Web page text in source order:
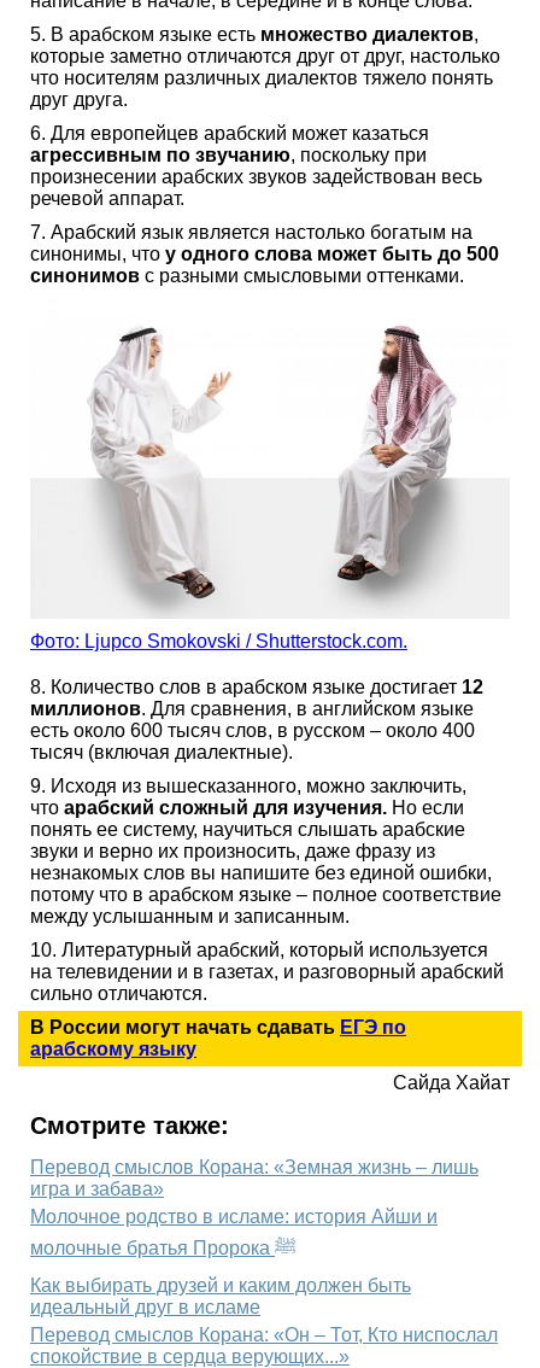
5. В арабском языке есть множество диалектов,
которые заметно отличаются друг от друг, настолько
что носителям различных диалектов тяжело понять
друг друга.
6. Для европейцев арабский может казаться
агрессивным по звучанию, поскольку при
произнесении арабских звуков задействован весь
речевой аппарат.
7. Арабский язык является настолько богатым на
синонимы, что у одного слова может быть до 500
синонимов с разными смысловыми оттенками.
Фото: Ljupco Smokovski / Shutterstock.com.
8. Количество слов в арабском языке достигает 12
миллионов. Для сравнения, в английском языке
есть около 600 тысяч слов, в русском – около 400
тысяч (включая диалектные).
9. Исходя из вышесказанного, можно заключить,
что арабский сложный для изучения. Но если
понять ее систему, научиться слышать арабские
звуки и верно их произносить, даже фразу из
незнакомых слов вы напишите без единой ошибки,
потому что в арабском языке – полное соответствие
между услышанным и записанным.
10. Литературный арабский, который используется
на телевидении и в газетах, и разговорный арабский
сильно отличаются.
В России могут начать сдавать ЕГЭ по
арабскому языку
Сайда Хайат
Смотрите также:
Перевод смыслов Корана: «Земная жизнь – лишь
игра и забава»
Молочное родство в исламе: история Айши и
молочные братья Пророка ﷺ
Как выбирать друзей и каким должен быть
идеальный друг в исламе
Перевод смыслов Корана: «Он – Тот, Кто ниспослал
спокойствие в сердца верующих...»